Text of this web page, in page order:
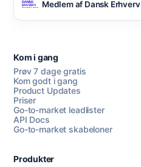
Medlem af Dansk Erhverv
Kom i gang
Prøv 7 dage gratis
Kom godt i gang
Product Updates
Priser
Go-to-market leadlister
API Docs
Go-to-market skabeloner
Produkter